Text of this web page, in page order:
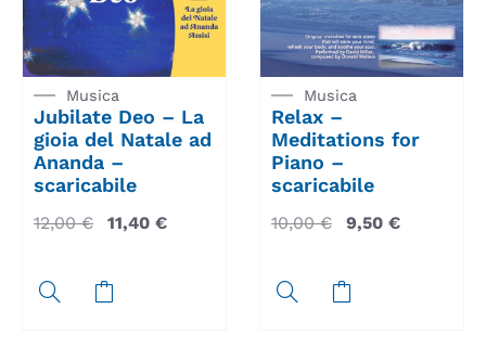
Musica
Jubilate Deo – La
gioia del Natale ad
Ananda –
scaricabile
12,00€ 11,40 €
Musica
Relax –
Meditations for
Piano –
scaricabile
10,00€ 9,50 €